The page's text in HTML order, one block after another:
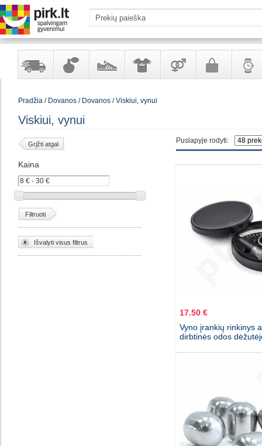
Yra
Kvepalai
kosmetika
AvalynėApranga
Pradžia/ Dovanos/ Dovanos/Viskiui, vynui
Viskiui, vynui
Puslapyje rodyti:
Grįžti atgal
Kaina
Filtruoti
Išvalyti visus filtrus
17.50 €
Vyno įrankių rinkinys
dirbtinės odos